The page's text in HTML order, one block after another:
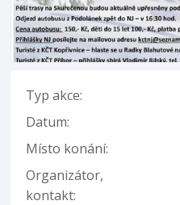
Typ akce:
Datum:
Místo konání:
Organizátor,
kontakt: